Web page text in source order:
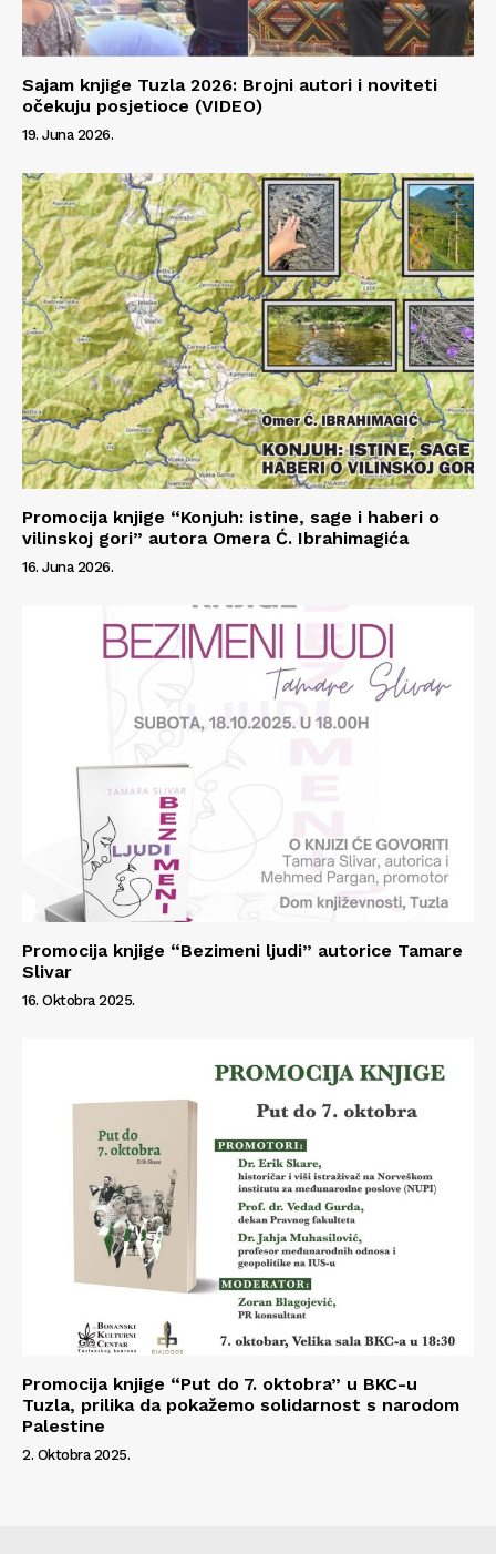
Info
O nama
Kontakt
Impressum
Sajam knjige Tuzla 2026: Brojni autori i noviteti
očekuju posjetioce (VIDEO)
19. Juna 2026.
Promocija knjige “Konjuh: istine, sage i haberi o
vilinskoj gori” autora Omera Ć. Ibrahimagića
16. Juna 2026.
Promocija knjige “Bezimeni ljudi” autorice Tamare
Slivar
16. Oktobra 2025.
Promocija knjige “Put do 7. oktobra” u BKC-u
Tuzla, prilika da pokažemo solidarnost s narodom
Palestine
2. Oktobra 2025.